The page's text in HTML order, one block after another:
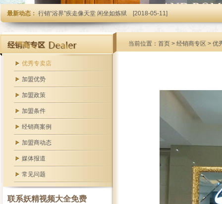
最新动态： 行销“浴界”疾走像天堂 闲坐如炼狱[2018-05-11]
优秀专卖店
加盟优势
加盟政策
加盟条件
经销商案例
加盟商动态
媒体报道
常见问题
联系妖精视频大全免费
当前位置： 首页 > 经销商专区 > 优